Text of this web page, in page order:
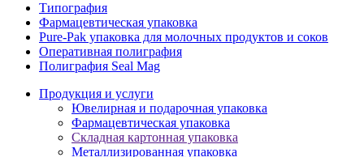
Типография
Фармацевтическая упаковка
Pure-Pak упаковка для молочных продуктов и соков
Оперативная полиграфия
Полиграфия Seal Mag
Продукция и услуги
Ювелирная и подарочная упаковка
Фармацевтическая упаковка
Складная картонная упаковка
Металлизированная упаковка